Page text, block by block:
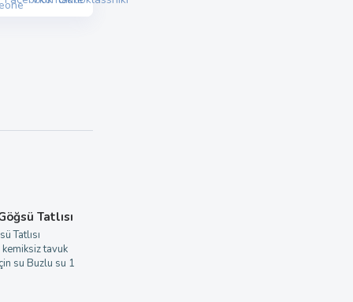
Tatlısı
Tatlısı
kemiksiz tavuk
su Buzlu su 1